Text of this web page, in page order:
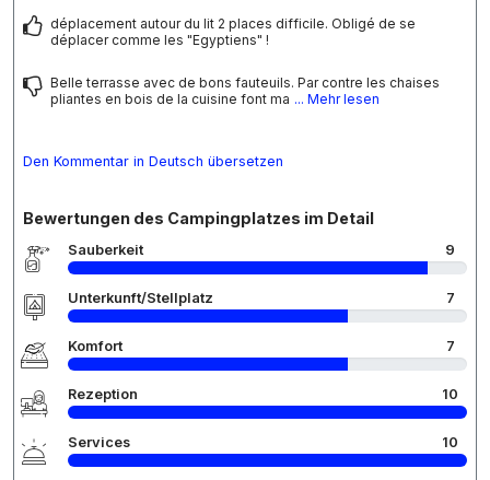
déplacement autour du lit 2 places difficile. Obligé de se
déplacer comme les "Egyptiens" !
Belle terrasse avec de bons fauteuils. Par contre les chaises
pliantes en bois de la cuisine font ma ... Mehr lesen
Den Kommentar in Deutsch übersetzen
Bewertungen des Campingplatzes im Detail
Sauberkeit 9
Unterkunft/Stellplatz 7
Komfort 7
Rezeption 10
Services 10